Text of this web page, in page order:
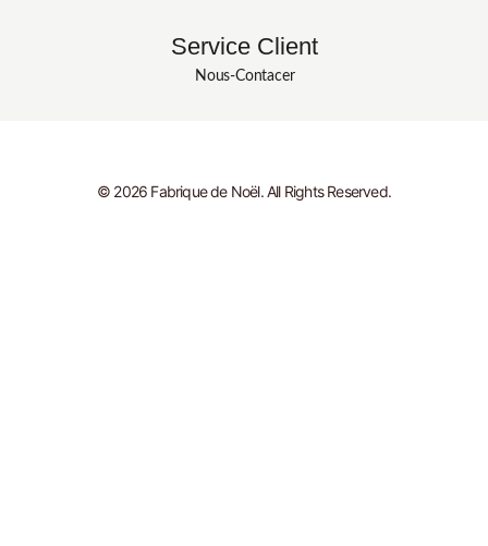
Service Client
Nous-Contacer
© 2026 Fabrique de Noël. All Rights Reserved.